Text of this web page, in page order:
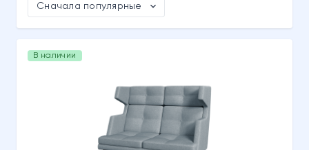
Сначала популярные expand_more
В наличии